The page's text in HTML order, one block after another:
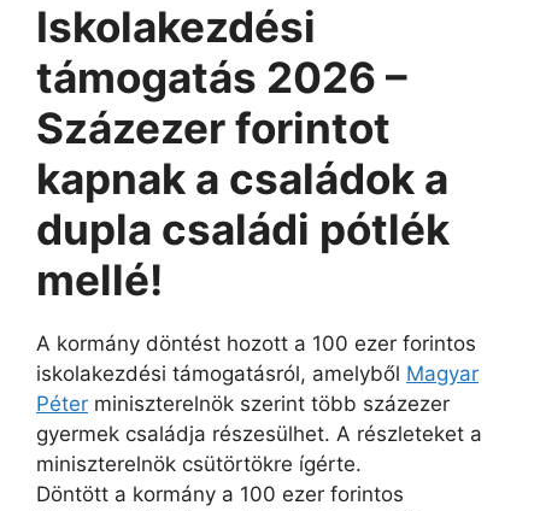
Iskolakezdési
támogatás 2026 –
Százezer forintot
kapnak a családok a
dupla családi pótlék
mellé!
A kormány döntést hozott a 100 ezer forintos
iskolakezdési támogatásról, amelyből Magyar
Péter miniszterelnök szerint több százezer
gyermek családja részesülhet. A részleteket a
miniszterelnök csütörtökre ígérte.
Döntött a kormány a 100 ezer forintos